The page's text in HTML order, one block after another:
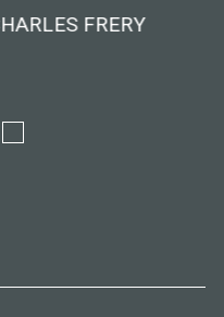
FRERY